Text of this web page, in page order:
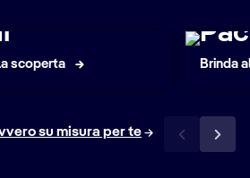
scoperta Brinda
su misura per te